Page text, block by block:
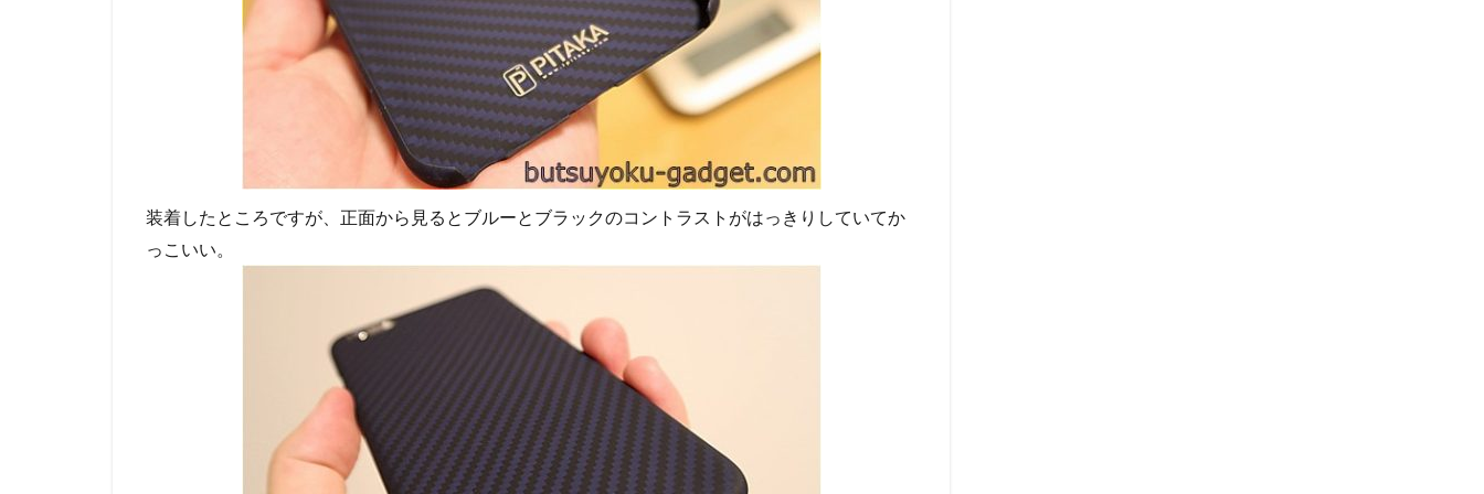
装着したところですが、正面から見るとブルーとブラックのコントラストがはっきりしていてか
っこいい。